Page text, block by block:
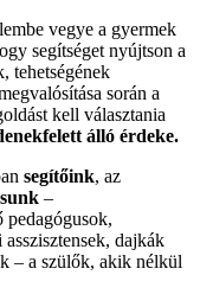
vegye a gyermek
segítséget nyújtson a
tehetségének
során a
kell választania
álló érdeke.
segítőink, az
–
pedagógusok,
dajkák
– a szülők, akik nélkül